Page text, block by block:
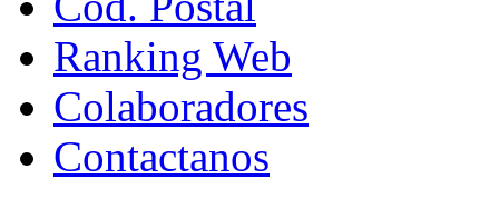
Ranking Web
Colaboradores
Contactanos